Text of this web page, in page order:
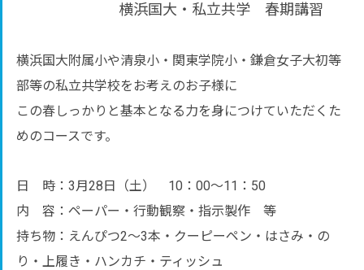
横浜国大・私立共学 春期講習
横浜国大附属小や清泉小・関東学院小・鎌倉女子大初等
部等の私立共学校をお考えのお子様に
この春しっかりと基本となる力を身につけていただくた
めのコースです。
日 時：3月28日（土） 10：00～11：50
内 容：ペーパー・行動観察・指示製作 等
持ち物：えんぴつ2～3本・クーピーペン・はさみ・の
り・上履き・ハンカチ・ティッシュ